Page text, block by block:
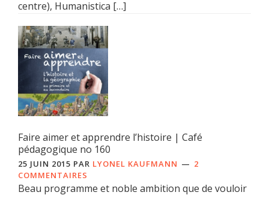
centre), Humanistica […]
Faire aimer et apprendre l’histoire | Café
pédagogique no 160
25 JUIN 2015 PAR LYONEL KAUFMANN
2
COMMENTAIRES
Beau programme et noble ambition que de vouloir